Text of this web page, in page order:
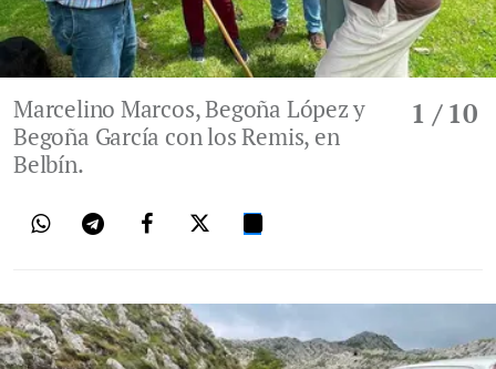
1 / 10
Marcelino Marcos, Begoña López y
Begoña García con los Remis, en
Belbín.